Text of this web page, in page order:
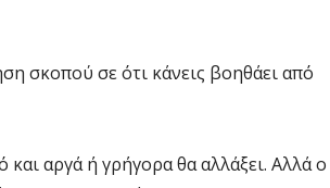
σκοπού σε ότι κάνεις βοηθάει από
και αργά ή γρήγορα θα αλλάξει. Αλλά ο